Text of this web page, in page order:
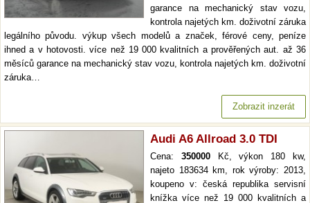
garance na mechanický stav vozu,
kontrola najetých km. doživotní záruka
legálního původu. výkup všech modelů a značek, férové ceny, peníze
ihned a v hotovosti. více než 19 000 kvalitních a prověřených aut. až 36
měsíců garance na mechanický stav vozu, kontrola najetých km. doživotní
záruka…
Zobrazit inzerát
Audi A6 Allroad 3.0 TDI
Cena: 350000Kč, výkon 180 kw,
najeto 183634 km, rok výroby: 2013,
koupeno v: česká republika servisní
knížka více než 19 000 kvalitních a